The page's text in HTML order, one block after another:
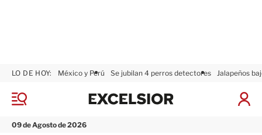
M
n
09 de Agosto de 2026
LO DE HOY: México y Perú Se jubilan 4 perros detectores Jalapeños
I
x